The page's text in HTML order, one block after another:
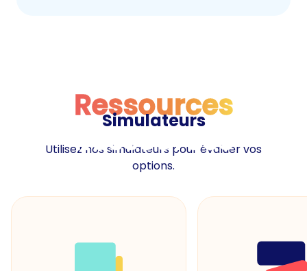
Ressources
Ressources
Simulateurs
Utilisez nos simulateurs pour évaluer vos
options.